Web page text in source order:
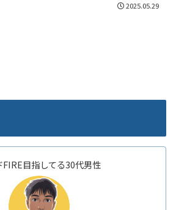
2025.05.29
FIRE目指してる30代男性